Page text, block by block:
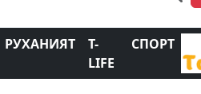
РУХАНИЯТ
T-
LIFE
СПОРТ